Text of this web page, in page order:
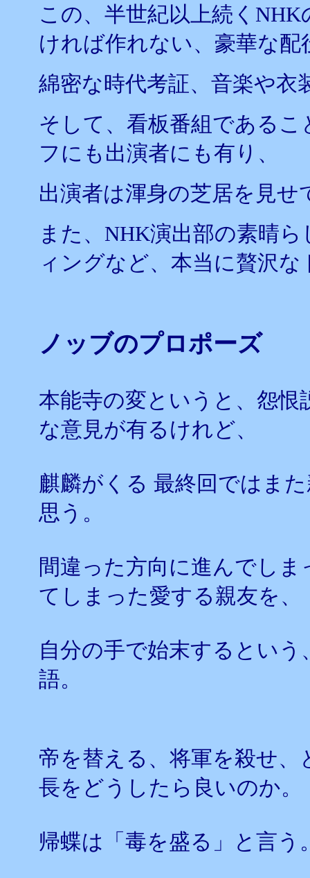
この、半世紀以上続く
ければ作れない、豪華な配
綿密な時代考証、音楽や衣
そして、看板番組である
フにも出演者にも有り、
出演者は渾身の芝居を見せ
また、NHK演出部の素晴
ィングなど、本当に贅沢
ノッブのプロポーズ
本能寺の変というと、怨恨
な意見が有るけれど、
麒麟がくる 最終回ではま
思う。
間違った方向に進んでし
てしまった愛する親友を、
自分の手で始末するとい
語。
帝を替える、将軍を殺せ
長をどうしたら良いのか。
帰蝶は「毒を盛る」と言う